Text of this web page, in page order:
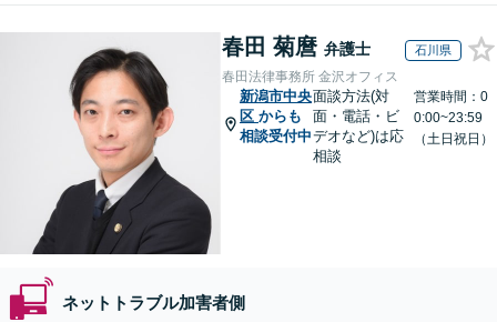
春田 菊麿 弁護士 石川県
春田法律事務所 金沢オフィス
新潟市中央
区 からも
相談受付中
面談方法(対
面・電話・ビ
デオなど)は応
相談
営業時間：0
0:00~23:59
（土日祝日）
ネットトラブル加害者側